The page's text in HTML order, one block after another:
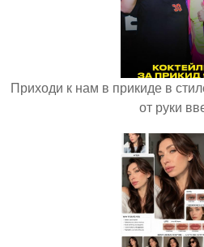
Приходи к нам в прикиде в
от руки